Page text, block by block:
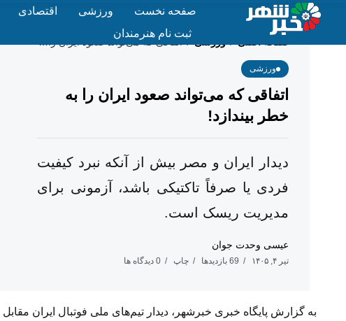
صفحه نخست ورزشی اقتصادی
ثبت نام هنرمندان
اتفاقی که می‌تواند صعود ایران را به خطر بیندازد!
ورزشی
اتفاقی که می‌تواند صعود ایران را به
خطر بیندازد!
دیدار ایران و مصر بیش از آنکه نبرد کیفیت
فردی یا صرفاً تاکتیکی باشد، آزمونی برای
مدیریت ریسک است.
عیسی وحدت جوان
تیر ۴, ۱۴۰۵ 69 بازدیدها چاپ 0 دیدگاه ها